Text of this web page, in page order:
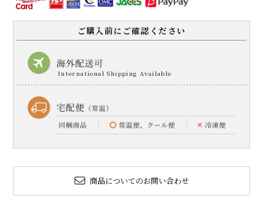
ご購入前にご確認ください
商品についてのお問い合わせ